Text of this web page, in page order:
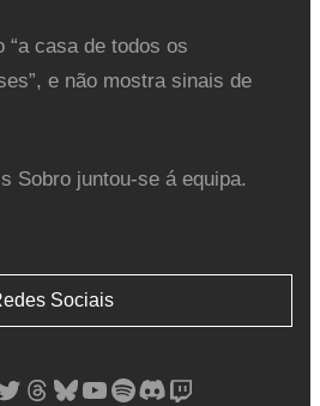
“a casa de todos os
e não mostra sinais de
Sobro juntou-se á equipa.
Sociais
Threads Bluesky YouTube Spotify Discord Twitch